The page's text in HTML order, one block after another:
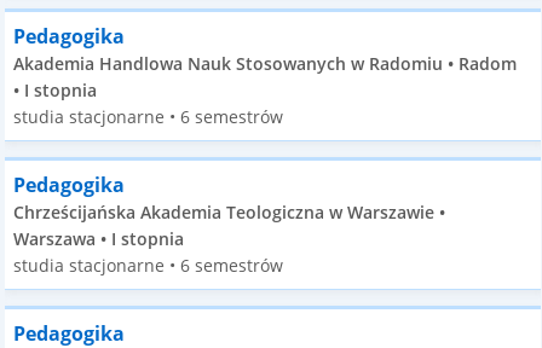
Pedagogika
Akademia Handlowa Nauk Stosowanych w Radomiu • Radom
• I stopnia
studia stacjonarne • 6 semestrów
Pedagogika
Chrześcijańska Akademia Teologiczna w Warszawie •
Warszawa • I stopnia
studia stacjonarne • 6 semestrów
Pedagogika